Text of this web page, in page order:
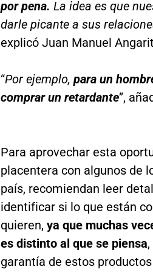
por pena. La idea es que
darle picante a sus
explicó Juan Manuel
“Por ejemplo, para un
comprar un retardante”,
Para aprovechar esta
placentera con algunos de
país, recomiendan leer
identificar si lo que están
quieren, ya que muchas
es distinto al que se piensa
garantía de estos